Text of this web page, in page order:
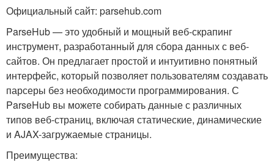
Официальный сайт: parsehub.com
ParseHub — это удобный и мощный веб-скрапинг
инструмент, разработанный для сбора данных с веб-
сайтов. Он предлагает простой и интуитивно понятный
интерфейс, который позволяет пользователям создавать
парсеры без необходимости программирования. С
ParseHub вы можете собирать данные с различных
типов веб-страниц, включая статические, динамические
и AJAX-загружаемые страницы.
Преимущества: